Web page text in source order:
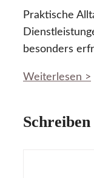
Praktische
besonders
Weiterlesen >